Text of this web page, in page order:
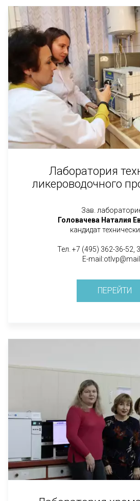
Лаборатория
ликероводочного
Зав.
Головачева Наталия
кандидат
Тел. +7 (495) 362-36-52,
E-
ПЕРЕЙТИ